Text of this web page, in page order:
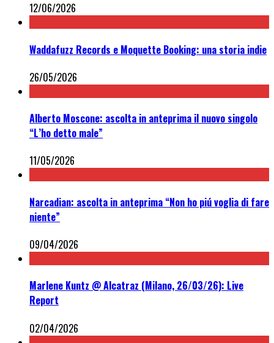
12/06/2026
Waddafuzz Records e Moquette Booking: una storia indie
26/05/2026
Alberto Moscone: ascolta in anteprima il nuovo singolo
“L’ho detto male”
11/05/2026
Narcadian: ascolta in anteprima “Non ho piú voglia di fare
niente”
09/04/2026
Marlene Kuntz @ Alcatraz (Milano, 26/03/26): Live
Report
02/04/2026